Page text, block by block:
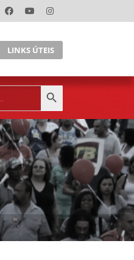
LINKS ÚTEIS
Search Button